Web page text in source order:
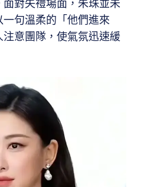
對失禮場面，朱珠並未
句溫柔的「他們進來
意團隊，使氣氛迅速緩